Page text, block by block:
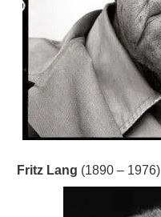
Fritz Lang (1890 – 1976)